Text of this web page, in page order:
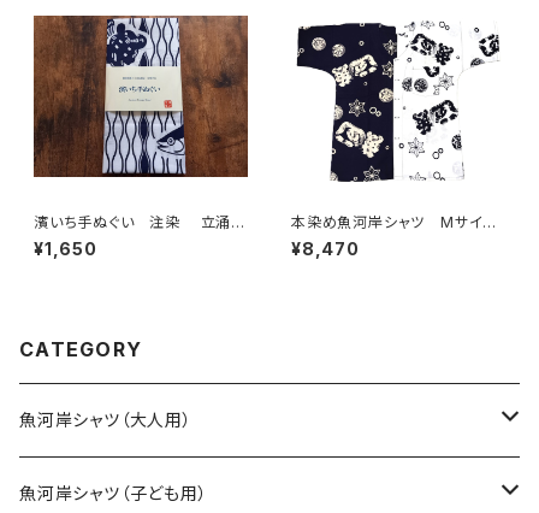
ツ 濱いちシャツ 焼津 浜通
り 港町
濱いち手ぬぐい 注染 立涌カ
ツヲ 鰹 特岡 綿100％ 浴
衣生地 本染め 日本てぬぐ
¥1,650
本染め魚河岸シャツ Mサイ
ズ 認定証付き 木綿晒 日本
製 涼麻柄 紺×白 注染そめ
¥8,470
CATEGORY
魚河岸シャツ（大人用）
SSサイズ
魚河岸シャツ（子ども用）